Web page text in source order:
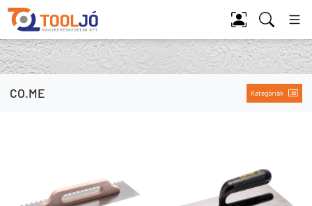
Tool Jó
CO.ME Kategóriák